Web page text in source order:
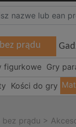
prądu
figurkowe Gry
Kości do gry
bez prądu >